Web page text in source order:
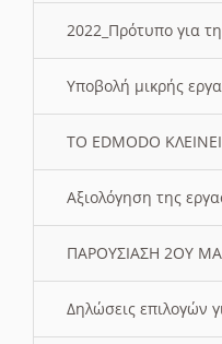
2022_Πρότυπο για
Υποβολή μικρής
ΤΟ EDMODO ΚΛΕΙΝΕΙ
Αξιολόγηση της
ΠΑΡΟΥΣΙΑΣΗ 2ΟΥ
Δηλώσεις επιλογών